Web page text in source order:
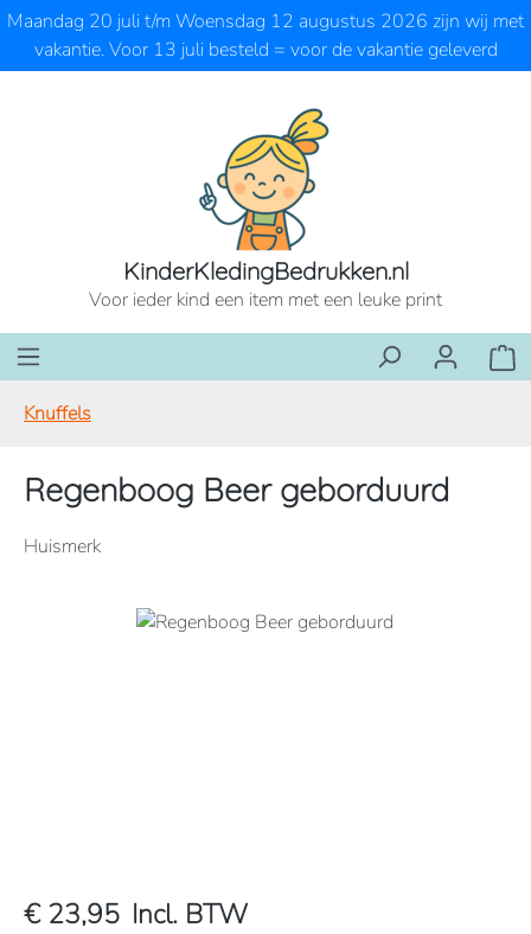
Ga naar de hoofdinhoud
Maandag 20 juli t/m Woensdag 12 augustus 2026 zijn wij met
vakantie. Voor 13 juli besteld = voor de vakantie geleverd
KinderKledingBedrukken.nl
Voor ieder kind een item met een leuke print
Knuffels
Regenboog Beer geborduurd
Huismerk
Afbeeldingengalerij overslaan
€ 23,95 Incl. BTW